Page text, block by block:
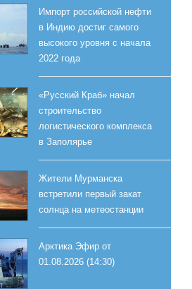
Импорт российской нефти
в Индию достиг самого
высокого уровня с начала
2022 года
«Русский Краб» начал
строительство
логистического комплекса
в Заполярье
Жители Мурманска
встретили первый закат
солнца на метеостанции
Арктика Эфир от
01.08.2026 (14:30)